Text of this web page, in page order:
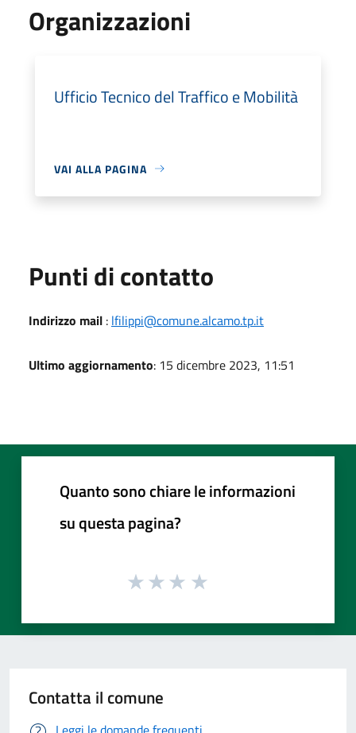
Organizzazioni
Ufficio Tecnico del Traffico e Mobilità
VAI ALLA PAGINA
Punti di contatto
Indirizzo mail : lfilippi@comune.alcamo.tp.it
Ultimo aggiornamento: 15 dicembre 2023, 11:51
Quanto sono chiare le informazioni
su questa pagina?
Contatta il comune